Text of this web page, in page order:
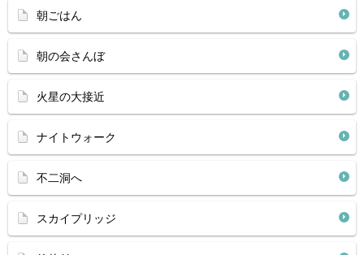
朝ごはん
朝の会さんぼ
火星の大接近
ナイトウォーク
不二洞へ
スカイプリッジ